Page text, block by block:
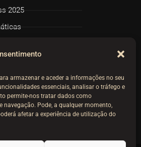
armazenar e aceder a informações no seu
essenciais, analisar o tráfego e
permite-nos tratar dados como
Pode, a qualquer momento,
afetar a experiência de utilização do
2025